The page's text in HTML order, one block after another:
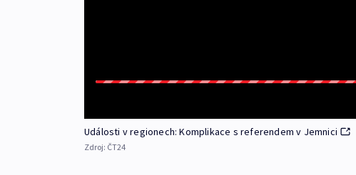
Události v regionech: Komplikace s referendem v Jemnici
Zdroj: ČT24